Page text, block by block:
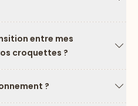
entre mes
croquettes ?
?